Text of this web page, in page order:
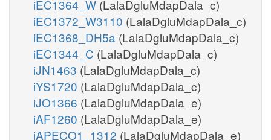
iEC1364_W (LalaDgluMdapDala_c)
iEC1372_W3110 (LalaDgluMdapDala_c)
iEC1368_DH5a (LalaDgluMdapDala_c)
iEC1344_C (LalaDgluMdapDala_c)
iJN1463 (LalaDgluMdapDala_c)
iYS1720 (LalaDgluMdapDala_c)
iJO1366 (LalaDgluMdapDala_e)
iAF1260 (LalaDgluMdapDala_e)
iAPECO1_1312 (LalaDgluMdapDala_e)